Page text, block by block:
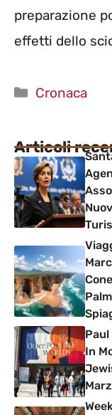
preparazione
effetti dello
Categorie
Cronaca
Articoli
Paul
In